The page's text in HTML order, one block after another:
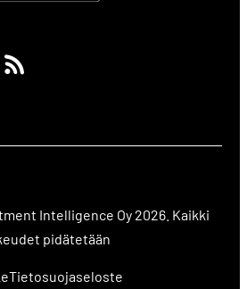
Intelligence Oy 2026. Kaikki
pidätetään
Tietosuojaseloste